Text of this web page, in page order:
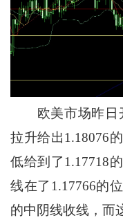
欧美市场昨日开
拉升给出1.18076
低给到了1.17718
线在了1.17766的
的中阴线收线，而